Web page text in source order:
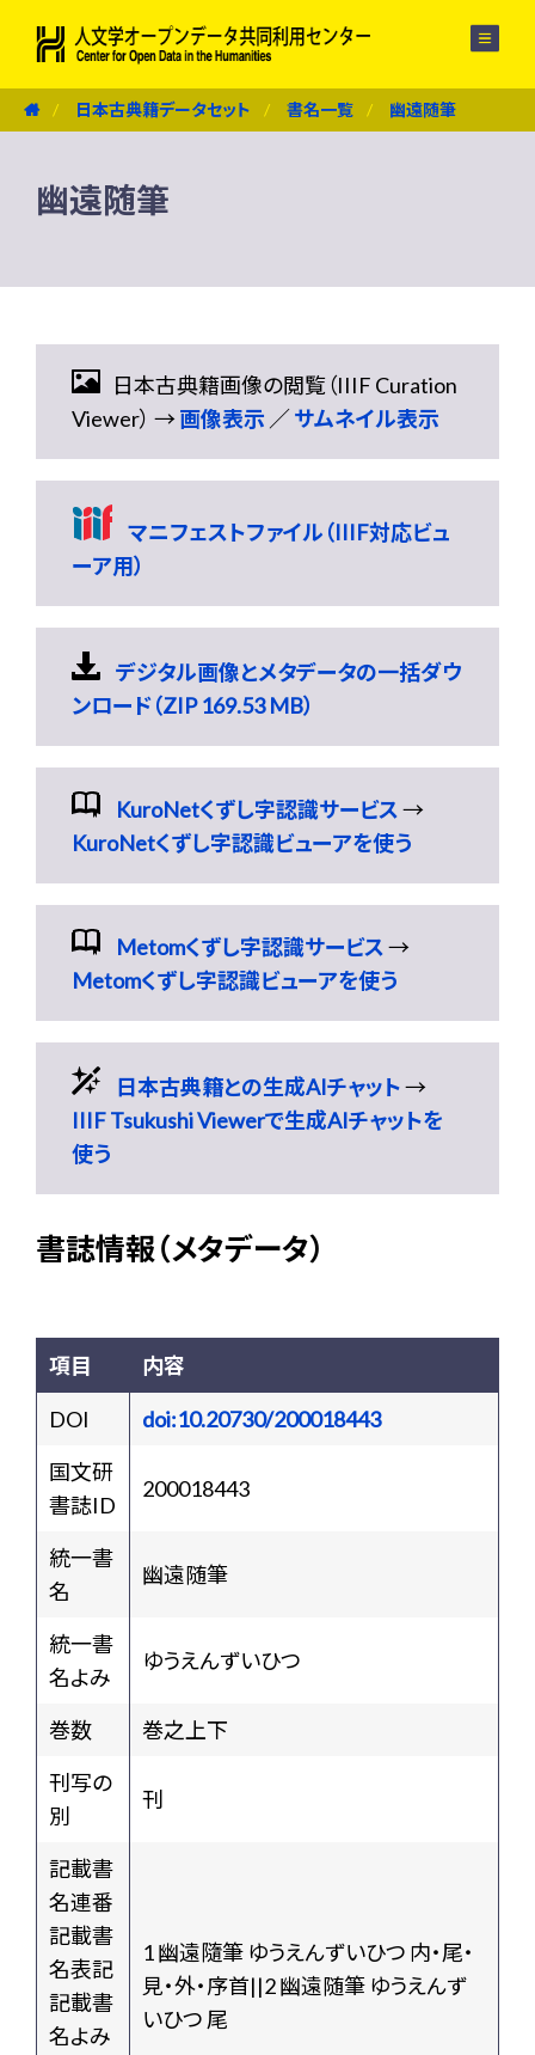
日本古典籍データセット 書名一覧 幽遠随筆
幽遠随筆
日本古典籍画像の閲覧（IIIF Curation
Viewer） →画像表示 ／サムネイル表示
マニフェストファイル（IIIF対応ビュ
ーア用）
デジタル画像とメタデータの一括ダウ
ンロード（ZIP 169.53 MB）
KuroNetくずし字認識サービス→
KuroNetくずし字認識ビューアを使う
Metomくずし字認識サービス→
Metomくずし字認識ビューアを使う
日本古典籍との生成AIチャット→
IIIF Tsukushi Viewerで生成AIチャットを
使う
書誌情報（メタデータ）
項目 内容
DOI
doi:10.20730/200018443
国文研
書誌ID
200018443
統一書
名
幽遠随筆
統一書
名よみ
ゆうえんずいひつ
巻数
巻之上下
刊写の
別
刊
記載書
名連番
記載書
名表記
記載書
名よみ
1 幽遠隨筆 ゆうえんずいひつ 内・尾・
見・外・序首||2 幽遠随筆 ゆうえんず
いひつ 尾